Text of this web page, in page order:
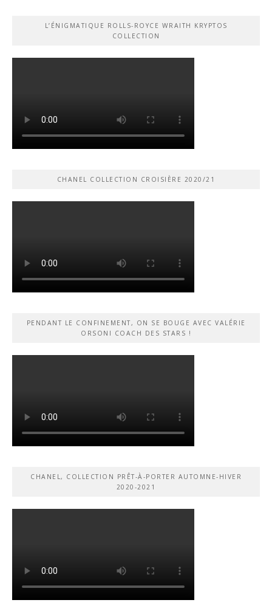
L’ÉNIGMATIQUE ROLLS-ROYCE WRAITH KRYPTOS
COLLECTION
CHANEL COLLECTION CROISIÈRE 2020/21
PENDANT LE CONFINEMENT, ON SE BOUGE AVEC VALÉRIE
ORSONI COACH DES STARS !
CHANEL, COLLECTION PRÊT-À-PORTER AUTOMNE-HIVER
2020-2021